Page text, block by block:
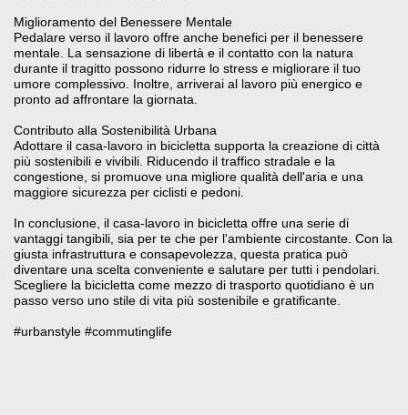
Miglioramento del Benessere Mentale
Pedalare verso il lavoro offre anche benefici per il benessere
mentale. La sensazione di libertà e il contatto con la natura
durante il tragitto possono ridurre lo stress e migliorare il tuo
umore complessivo. Inoltre, arriverai al lavoro più energico e
pronto ad affrontare la giornata.
Contributo alla Sostenibilità Urbana
Adottare il casa-lavoro in bicicletta supporta la creazione di città
più sostenibili e vivibili. Riducendo il traffico stradale e la
congestione, si promuove una migliore qualità dell'aria e una
maggiore sicurezza per ciclisti e pedoni.
In conclusione, il casa-lavoro in bicicletta offre una serie di
vantaggi tangibili, sia per te che per l'ambiente circostante. Con la
giusta infrastruttura e consapevolezza, questa pratica può
diventare una scelta conveniente e salutare per tutti i pendolari.
Scegliere la bicicletta come mezzo di trasporto quotidiano è un
passo verso uno stile di vita più sostenibile e gratificante.
#urbanstyle #commutinglife